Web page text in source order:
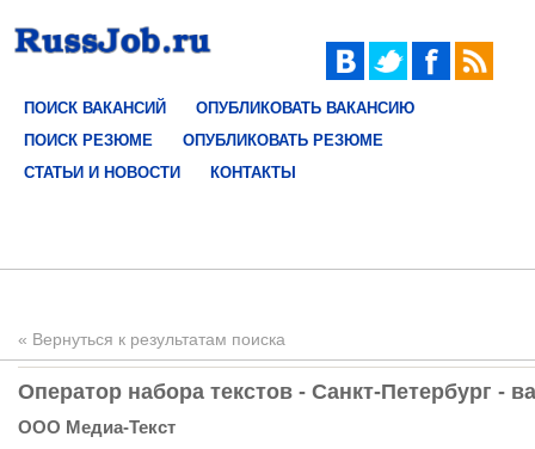
ПОИСК ВАКАНСИЙ
ОПУБЛИКОВАТЬ ВАКАНСИЮ
ПОИСК РЕЗЮМЕ
ОПУБЛИКОВАТЬ РЕЗЮМЕ
СТАТЬИ И НОВОСТИ
КОНТАКТЫ
« Вернуться к результатам поиска
Оператор набора текстов - Санкт-Петербург -
ООО Медиа-Текст